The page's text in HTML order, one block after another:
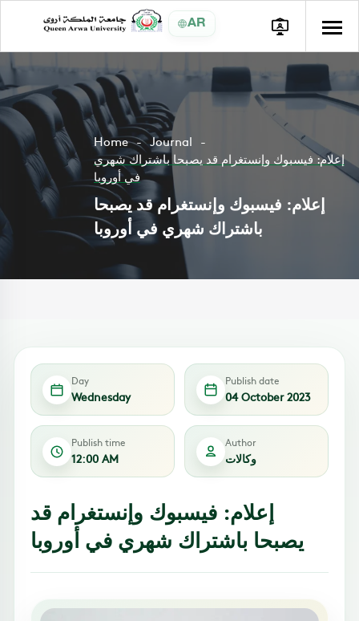
AR
Home
Journal
إعلام: فيسبوك وإنستغرام قد يصبحا باشتراك شهري
في أوروبا
إعلام: فيسبوك وإنستغرام قد يصبحا
باشتراك شهري في أوروبا
Day
Wednesday
Publish date
04 October 2023
Publish time
12:00 AM
Author
وكالات
إعلام: فيسبوك وإنستغرام قد
يصبحا باشتراك شهري في أوروبا